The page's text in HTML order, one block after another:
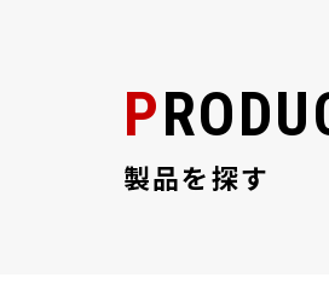
製品を探す